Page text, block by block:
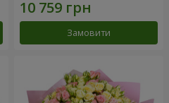
Замовити